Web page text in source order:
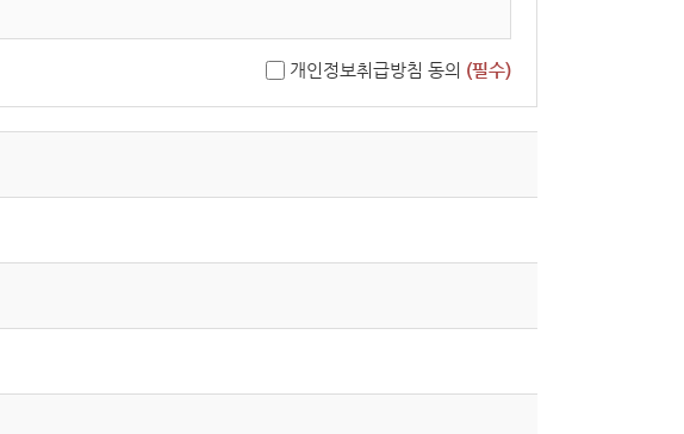
없는 사유로 인한 중단은 사후에 공지할 수 있습니다.
.
용되지 않으며, 이용 목적이 변경되는 경우에는 「개인정보 보호법」
개인정보취급방침 동의 (필수)